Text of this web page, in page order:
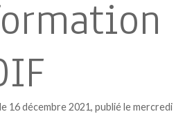
16 décembre 2021, publié le mercredi